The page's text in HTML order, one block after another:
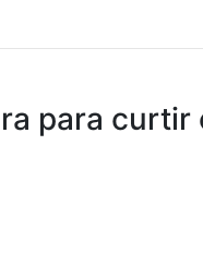
para curtir